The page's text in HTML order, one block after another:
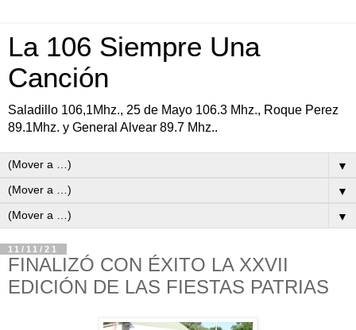
La 106 Siempre Una
Canción
Saladillo 106,1Mhz., 25 de Mayo 106.3 Mhz., Roque Perez
89.1Mhz. y General Alvear 89.7 Mhz..
▼
▼
▼
11/11/21
FINALIZÓ CON ÉXITO LA XXVII
EDICIÓN DE LAS FIESTAS PATRIAS